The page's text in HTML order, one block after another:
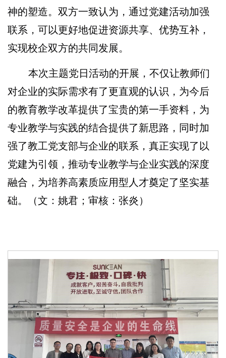
神的塑造。双方一致认为，通过党建活动加强
联系，可以更好地促进资源共享、优势互补，
实现校企双方的共同发展。
本次主题党日活动的开展，不仅让教师们
对企业的实际需求有了更直观的认识，为今后
的教育教学改革提供了宝贵的第一手资料，为
专业教学与实践的结合提供了新思路，同时加
强了教工党支部与企业的联系，真正实现了以
党建为引领，推动专业教学与企业实践的深度
融合，为培养高素质应用型人才奠定了坚实基
础。（文：姚君；审核：张炎）